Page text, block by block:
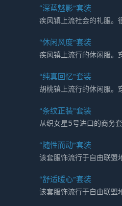
“深蓝魅影”套装
疾风镇上流社会的礼服。
“休闲风度”套装
疾风镇上流行的休闲服。
“纯真回忆”套装
胡桃镇上流行的休闲服。
“条纹正装”套装
从织女星5号进口的商务
“随性而动”套装
该套服饰流行于自由联盟
“舒适暖心”套装
该套服饰流行于自由联盟